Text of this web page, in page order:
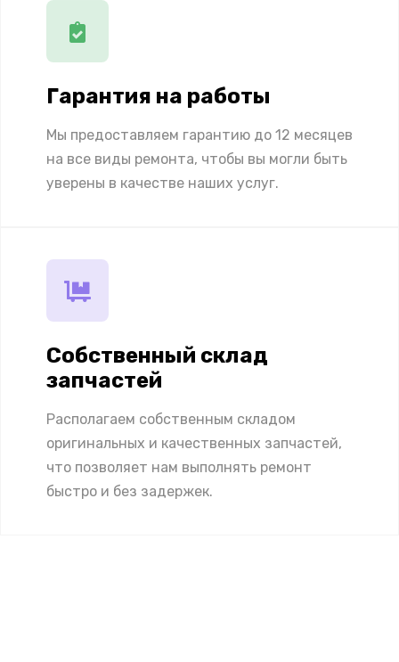
Гарантия на работы
Мы предоставляем гарантию до 12 месяцев
на все виды ремонта, чтобы вы могли быть
уверены в качестве наших услуг.
Собственный склад
запчастей
Располагаем собственным складом
оригинальных и качественных запчастей,
что позволяет нам выполнять ремонт
быстро и без задержек.